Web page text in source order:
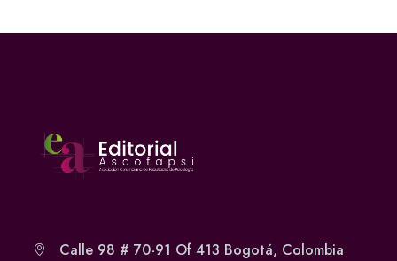
Calle 98 # 70-91 Of 413 Bogotá, Colombia